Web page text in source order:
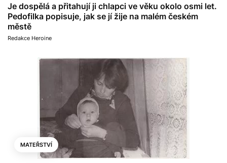
Je dospělá a přitahují ji chlapci ve věku okolo osmi let.
Pedofilka popisuje, jak se jí žije na malém českém
městě
Redakce Heroine
MATEŘSTVÍ